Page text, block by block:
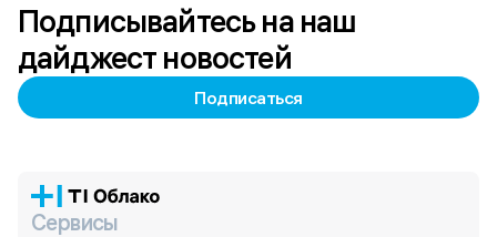
Подписывайтесь на наш
дайджест новостей
Подписаться
Сервисы